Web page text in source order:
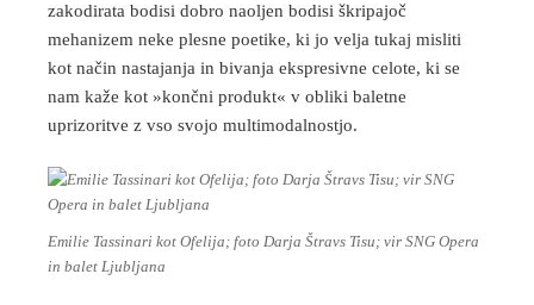
zakodirata bodisi dobro naoljen bodisi škripajoč
mehanizem neke plesne poetike, ki jo velja tukaj misliti
kot način nastajanja in bivanja ekspresivne celote, ki se
nam kaže kot »končni produkt« v obliki baletne
uprizoritve z vso svojo multimodalnostjo.
Emilie Tassinari kot Ofelija; foto Darja Štravs Tisu; vir SNG Opera
in balet Ljubljana